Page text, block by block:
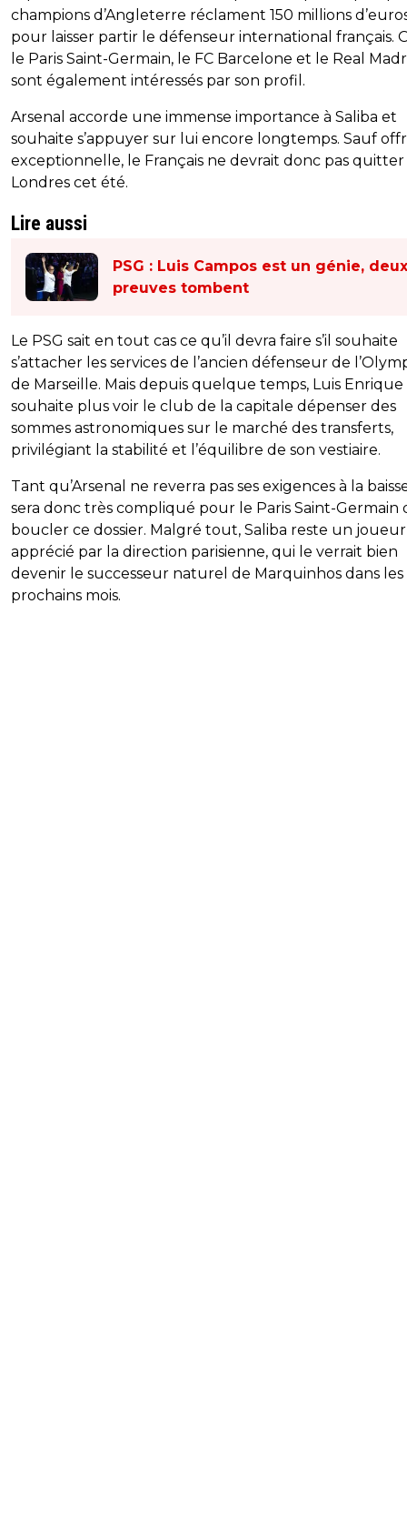
champions d’Angleterre réclament 150 millions
pour laisser partir le défenseur international français.
le Paris Saint-Germain, le FC Barcelone et le Real
sont également intéressés par son profil.
Arsenal accorde une immense importance à Saliba et
souhaite s’appuyer sur lui encore longtemps. Sauf
exceptionnelle, le Français ne devrait donc pas quitter
Londres cet été.
Lire aussi
PSG : Luis Campos est un génie, deux
preuves tombent
Le PSG sait en tout cas ce qu’il devra faire s’il souhaite
s’attacher les services de l’ancien défenseur de
de Marseille. Mais depuis quelque temps, Luis Enrique
souhaite plus voir le club de la capitale dépenser des
sommes astronomiques sur le marché des transferts,
privilégiant la stabilité et l’équilibre de son vestiaire.
Tant qu’Arsenal ne reverra pas ses exigences à la
sera donc très compliqué pour le Paris Saint-Germain
boucler ce dossier. Malgré tout, Saliba reste un
apprécié par la direction parisienne, qui le verrait bien
devenir le successeur naturel de Marquinhos dans les
prochains mois.